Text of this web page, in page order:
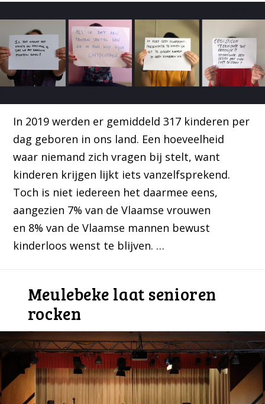
In 2019 werden er gemiddeld 317 kinderen per
dag geboren in ons land. Een hoeveelheid
waar niemand zich vragen bij stelt, want
kinderen krijgen lijkt iets vanzelfsprekend.
Toch is niet iedereen het daarmee eens,
aangezien 7% van de Vlaamse vrouwen
en 8% van de Vlaamse mannen bewust
kinderloos wenst te blijven. …
Meulebeke laat senioren
rocken